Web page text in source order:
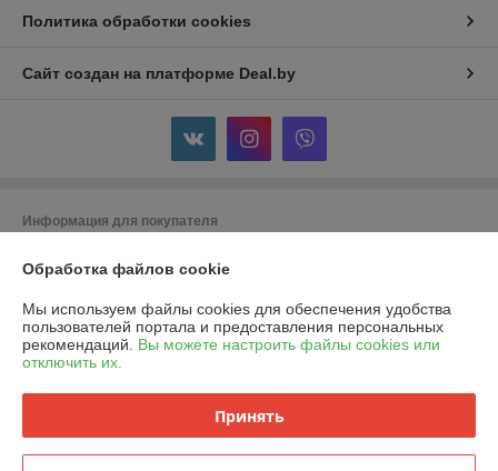
Политика обработки cookies
Сайт создан на платформе Deal.by
Информация для покупателя
г.ГРОДНО, ул.ЛИДСКАЯ, дом 15 А, 230025, РЕСПУБЛИКА БЕЛАРУСЬ,
Регистрационный номер ЕГР: 591048432
УНП: 591048432
Регистрационный орган: Гродненский городской исполнительный
Обработка файлов cookie
Мы используем файлы cookies для обеспечения удобства
пользователей портала и предоставления персональных
рекомендаций. Вы можете настроить файлы cookies или
отключить их.
Принять